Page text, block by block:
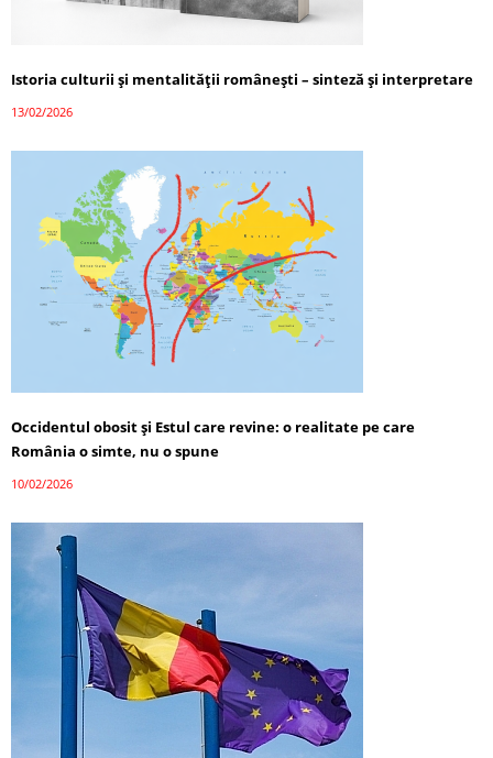
Istoria culturii și mentalității românești – sinteză și interpretare
13/02/2026
Occidentul obosit și Estul care revine: o realitate pe care
România o simte, nu o spune
10/02/2026